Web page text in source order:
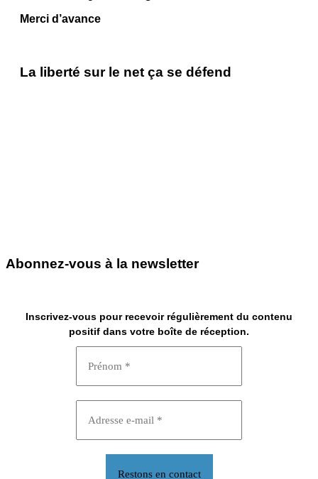
Merci d’avance
La liberté sur le net ça se défend
Abonnez-vous à la newsletter
Inscrivez-vous pour recevoir régulièrement du contenu
positif dans votre boîte de réception.